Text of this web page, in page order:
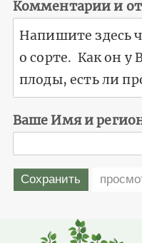
Комментарии и
Ваше Имя и